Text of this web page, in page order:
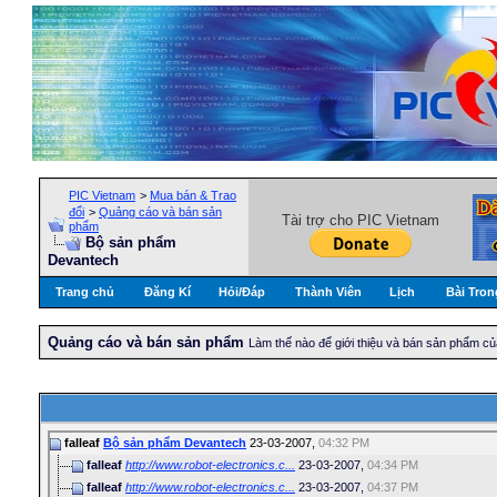
PIC Vietnam > Mua bán & Trao
đổi > Quảng cáo và bán sản
phẩm
Bộ sản phẩm
Devantech
Tài trợ cho PIC Vietnam
Trang chủ Đăng Kí Hỏi/Ðáp Thành Viên Lịch Bài
Quảng cáo và bán sản phẩm Làm thế nào để giới thiệu và bán sản phẩm
falleaf Bộ sản phẩm Devantech 23-03-2007, 04:32 PM
falleaf http://www.robot-electronics.c... 23-03-2007, 04:34 PM
falleaf http://www.robot-electronics.c... 23-03-2007, 04:37 PM